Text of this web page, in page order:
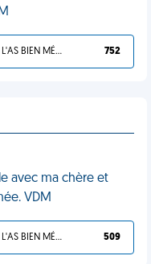
TU L'AS BIEN MÉRITÉ 752
avec ma chère et
VDM
TU L'AS BIEN MÉRITÉ 509